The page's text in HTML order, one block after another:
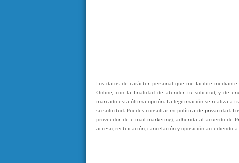
Los datos de carácter personal que me facilite
Online, con la finalidad de atender tu solicitud, y de
marcado esta última opción. La legitimación se realiza a
su solicitud. Puedes consultar mipolítica de privacidad.
proveedor de e-mail marketing), adherida al acuerdo de
acceso, rectificación, cancelación y oposición accediendo